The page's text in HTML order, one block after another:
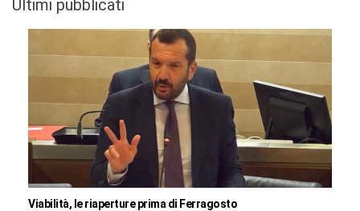
Ultimi pubblicati
Viabilità, le riaperture prima di Ferragosto